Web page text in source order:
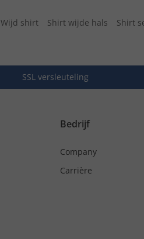
Wijd shirt Shirt wijde hals
Shirt
SSL versleuteling
Bedrijf
Company
Carrière